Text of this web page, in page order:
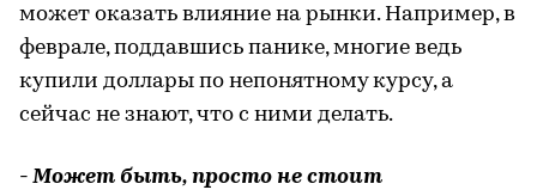
может оказать влияние на рынки. Например, в
феврале, поддавшись панике, многие ведь
купили доллары по непонятному курсу, а
сейчас не знают, что с ними делать.
- Может быть, просто не стоит